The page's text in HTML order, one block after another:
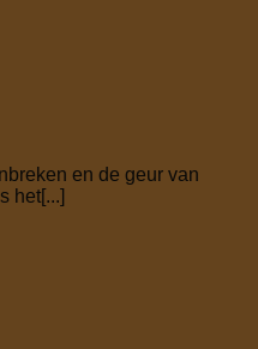
en de geur van
het[...]